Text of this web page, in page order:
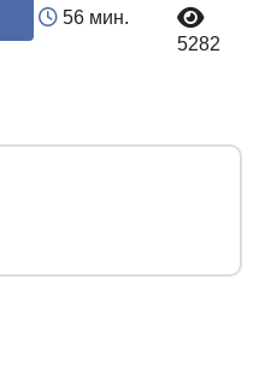
56 мин.
5282